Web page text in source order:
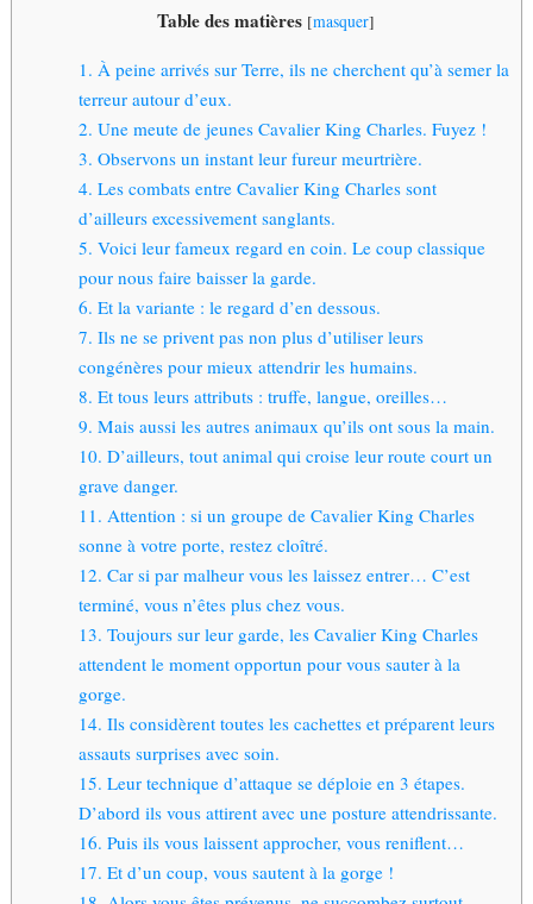
Table des matières [masquer]
1. À peine arrivés sur Terre, ils ne cherchent qu’à semer la
terreur autour d’eux.
2. Une meute de jeunes Cavalier King Charles. Fuyez !
3. Observons un instant leur fureur meurtrière.
4. Les combats entre Cavalier King Charles sont
d’ailleurs excessivement sanglants.
5. Voici leur fameux regard en coin. Le coup classique
pour nous faire baisser la garde.
6. Et la variante : le regard d’en dessous.
7. Ils ne se privent pas non plus d’utiliser leurs
congénères pour mieux attendrir les humains.
8. Et tous leurs attributs : truffe, langue, oreilles…
9. Mais aussi les autres animaux qu’ils ont sous la main.
10. D’ailleurs, tout animal qui croise leur route court un
grave danger.
11. Attention : si un groupe de Cavalier King Charles
sonne à votre porte, restez cloîtré.
12. Car si par malheur vous les laissez entrer… C’est
terminé, vous n’êtes plus chez vous.
13. Toujours sur leur garde, les Cavalier King Charles
attendent le moment opportun pour vous sauter à la
gorge.
14. Ils considèrent toutes les cachettes et préparent leurs
assauts surprises avec soin.
15. Leur technique d’attaque se déploie en 3 étapes.
D’abord ils vous attirent avec une posture attendrissante.
16. Puis ils vous laissent approcher, vous reniflent…
17. Et d’un coup, vous sautent à la gorge !